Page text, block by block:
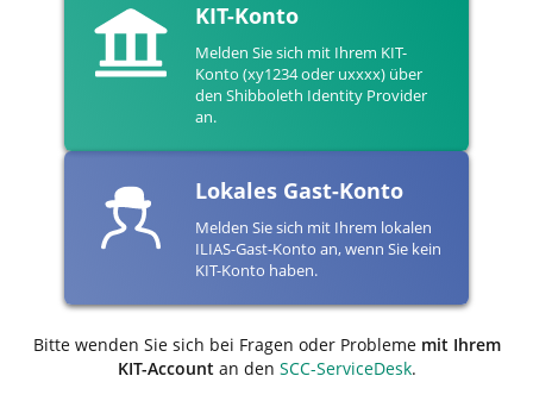
KIT-Konto
Melden Sie sich mit Ihrem KIT-
Konto (xy1234 oder uxxxx) über
den Shibboleth Identity Provider
an.
Lokales Gast-Konto
Melden Sie sich mit Ihrem lokalen
ILIAS-Gast-Konto an, wenn Sie kein
KIT-Konto haben.
Bitte wenden Sie sich bei Fragen oder Probleme mit Ihrem
KIT-Accountan den SCC-ServiceDesk.